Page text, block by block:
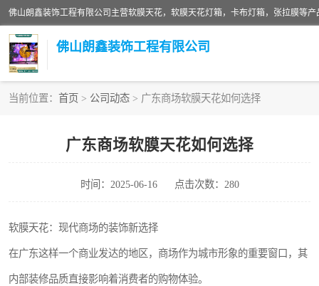
佛山朗鑫装饰工程有限公司
当前位置： 首页 > 公司动态 > 广东商场软膜天花如何选择
广东商场软膜天花如何选择
时间：2025-06-16 点击次数：280
软膜天花：现代商场的装饰新选择
在广东这样一个商业发达的地区，商场作为城市形象的重要窗口，其
内部装修品质直接影响着消费者的购物体验。